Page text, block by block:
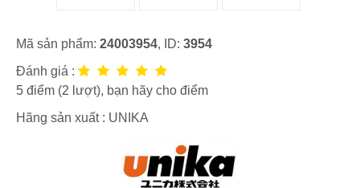
Mã sản phẩm: 24003954, ID: 3954
Đánh giá :
5 điểm (2 lượt), bạn hãy cho điểm
Hãng sản xuất : UNIKA